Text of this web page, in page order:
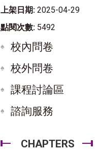
上架日期: 2025-04-29
點閱次數: 5492
校內問卷
校外問卷
課程討論區
諮詢服務
CHAPTERS